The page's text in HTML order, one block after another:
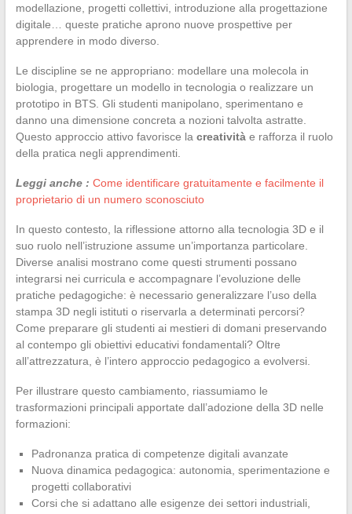
modellazione, progetti collettivi, introduzione alla progettazione
digitale… queste pratiche aprono nuove prospettive per
apprendere in modo diverso.
Le discipline se ne appropriano: modellare una molecola in
biologia, progettare un modello in tecnologia o realizzare un
prototipo in BTS. Gli studenti manipolano, sperimentano e
danno una dimensione concreta a nozioni talvolta astratte.
Questo approccio attivo favorisce la creativitàe rafforza il ruolo
della pratica negli apprendimenti.
Leggi anche : Come identificare gratuitamente e facilmente il
proprietario di un numero sconosciuto
In questo contesto, la riflessione attorno alla tecnologia 3D e il
suo ruolo nell’istruzione assume un’importanza particolare.
Diverse analisi mostrano come questi strumenti possano
integrarsi nei curricula e accompagnare l’evoluzione delle
pratiche pedagogiche: è necessario generalizzare l’uso della
stampa 3D negli istituti o riservarla a determinati percorsi?
Come preparare gli studenti ai mestieri di domani preservando
al contempo gli obiettivi educativi fondamentali? Oltre
all’attrezzatura, è l’intero approccio pedagogico a evolversi.
Per illustrare questo cambiamento, riassumiamo le
trasformazioni principali apportate dall’adozione della 3D nelle
formazioni:
Padronanza pratica di competenze digitali avanzate
Nuova dinamica pedagogica: autonomia, sperimentazione e
progetti collaborativi
Corsi che si adattano alle esigenze dei settori industriali,